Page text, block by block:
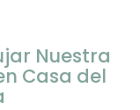
Nuestra
Casa del